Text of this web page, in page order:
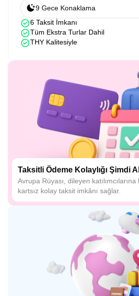
9 Gece Konaklama
6 Taksit İmkanı
Tüm Ekstra Turlar Dahil
THY Kalitesiyle
Taksitli Ödeme Kolaylığı Şimdi
Avrupa Rüyası, dileyen
kartsız kolay taksit imkânı sağlar.